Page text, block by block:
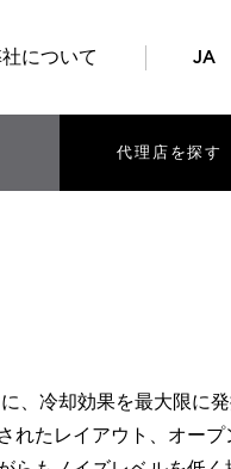
について JA
代理店を探す
、冷却効果を最大限に
れたレイアウト、オープ